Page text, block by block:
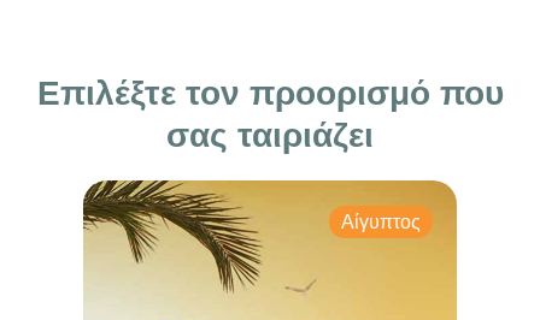
Επιλέξτε τον προορισμό που
σας ταιριάζει
Αίγυπτος